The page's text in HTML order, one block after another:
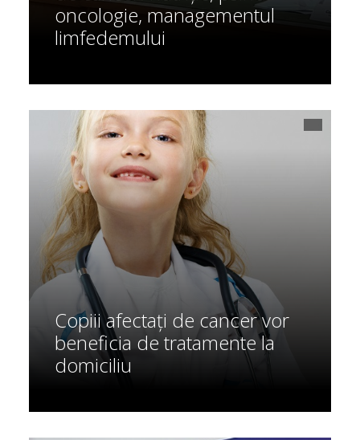
oncologie, managementul
limfedemului
Copiii afectați de cancer vor
beneficia de tratamente la
domiciliu